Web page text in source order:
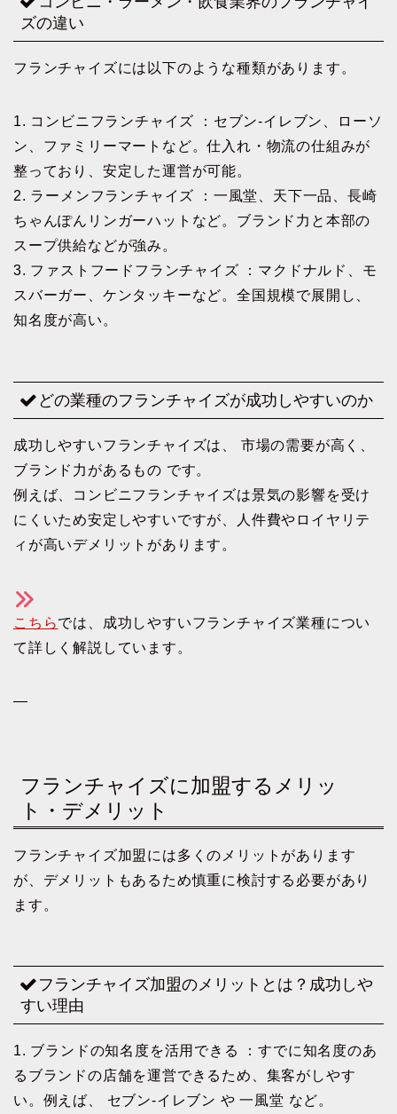
ズの違い
フランチャイズには以下のような種類があります。
1. コンビニフランチャイズ ：セブン-イレブン、ローソ
ン、ファミリーマートなど。仕入れ・物流の仕組みが
整っており、安定した運営が可能。
2. ラーメンフランチャイズ ：一風堂、天下一品、長崎
ちゃんぽんリンガーハットなど。ブランド力と本部の
スープ供給などが強み。
3. ファストフードフランチャイズ ：マクドナルド、モ
スバーガー、ケンタッキーなど。全国規模で展開し、
知名度が高い。
どの業種のフランチャイズが成功しやすいのか
成功しやすいフランチャイズは、 市場の需要が高く、
ブランド力があるもの です。
例えば、コンビニフランチャイズは景気の影響を受け
にくいため安定しやすいですが、人件費やロイヤリテ
ィが高いデメリットがあります。
こちらでは、成功しやすいフランチャイズ業種につい
て詳しく解説しています。
—
フランチャイズに加盟するメリッ
ト・デメリット
フランチャイズ加盟には多くのメリットがあります
が、デメリットもあるため慎重に検討する必要があり
ます。
フランチャイズ加盟のメリットとは？成功しや
すい理由
1. ブランドの知名度を活用できる ：すでに知名度のあ
るブランドの店舗を運営できるため、集客がしやす
い。例えば、 セブン-イレブン や 一風堂 など。